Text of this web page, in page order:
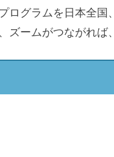
ログラムを日本全国
ズームがつながれば